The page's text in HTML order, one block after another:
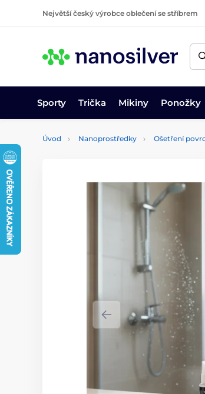
Největší český výrobce oblečení se stříbrem
Sporty Trička Mikiny Ponožky
Úvod Nanoprostředky Ošetření